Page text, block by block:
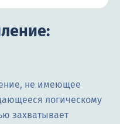
не имеющее
логическому
захватывает